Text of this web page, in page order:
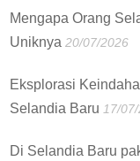
Mengapa Orang
Uniknya 20/07/2026
Eksplorasi
Selandia Baru 17/
Di Selandia Baru